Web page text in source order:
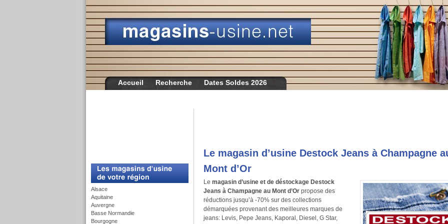
Accueil Recherche Dates Soldes 2026
Alsace
Aquitaine
Auvergne
Basse Normandie
Bourgogne
Le magasin d’usine Destock Jeans à Champagne
Mont d’Or
Le magasin d’usine et de déstockage Destock
Jeans à Champagne au Mont d’Or propose des
réductions jusqu’à -70% sur des collections
démarquées provenant des meilleures marques de
jeans: Levis, Pepe Jeans, Kaporal, Diesel, G Star,